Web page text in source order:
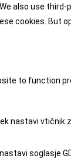
also use
cookies. But
to function
nastavi vtičnik
soglasje